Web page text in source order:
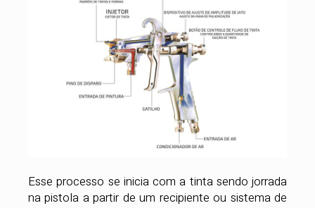
Esse processo se inicia com a tinta sendo jorrada
na pistola a partir de um recipiente ou sistema de